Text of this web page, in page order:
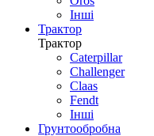
Інші
Трактор
Трактор
Caterpillar
Challenger
Claas
Fendt
Інші
Грунтообробна